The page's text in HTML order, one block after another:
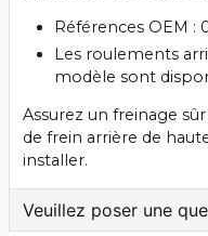
Références OEM :
Les roulements
modèle sont
Assurez un freinage
de frein arrière de
installer.
Veuillez poser une